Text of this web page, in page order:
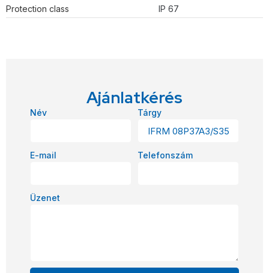
Protection class
IP 67
Ajánlatkérés
Név Tárgy
E-mail Telefonszám
Üzenet